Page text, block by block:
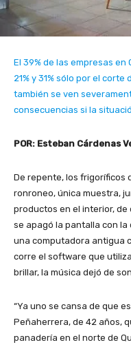
El 39% de las empresas
21% y 31% sólo por el
también se ven
consecuencias si la
POR: Esteban Cárdenas
De repente, los frigoríficos
ronroneo, única muestra,
productos en el interior, de
se apagó la pantalla con
una computadora antigua
corre el software que
brillar, la música dejó de
“Ya uno se cansa de que
Peñaherrera, de 42 años,
panadería en el norte de